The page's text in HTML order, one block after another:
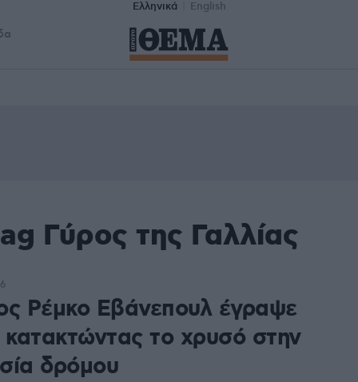
Ελληνικά English
Γύρος της Γαλλίας
Ρέμκο Εβάνεπουλ έγραψε
κατακτώντας το χρυσό στην
δρόμου